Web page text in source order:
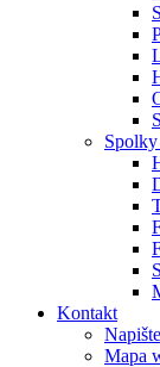
Kontakt
Mapa